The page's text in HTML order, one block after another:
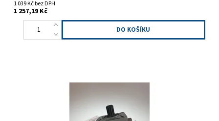
1 039 Kč bez DPH
1 257,19 Kč